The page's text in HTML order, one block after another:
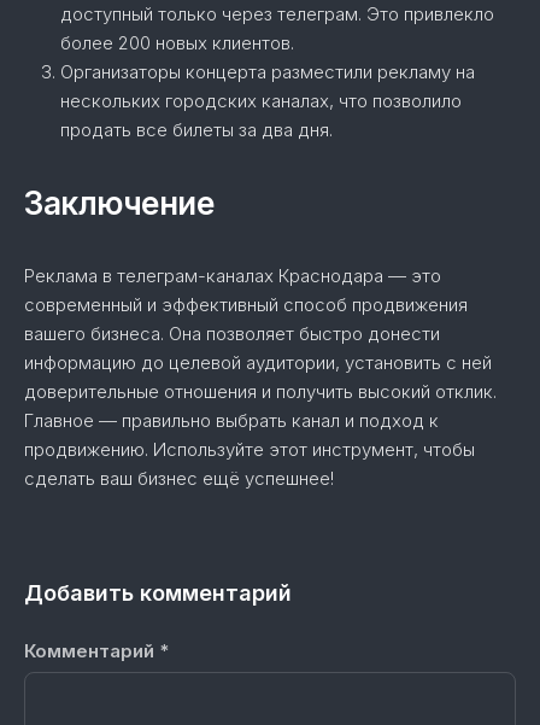
доступный только через телеграм. Это привлекло
более 200 новых клиентов.
Организаторы концерта разместили рекламу на
нескольких городских каналах, что позволило
продать все билеты за два дня.
Заключение
Реклама в телеграм-каналах Краснодара — это
современный и эффективный способ продвижения
вашего бизнеса. Она позволяет быстро донести
информацию до целевой аудитории, установить с ней
доверительные отношения и получить высокий отклик.
Главное — правильно выбрать канал и подход к
продвижению. Используйте этот инструмент, чтобы
сделать ваш бизнес ещё успешнее!
Добавить комментарий
Комментарий *